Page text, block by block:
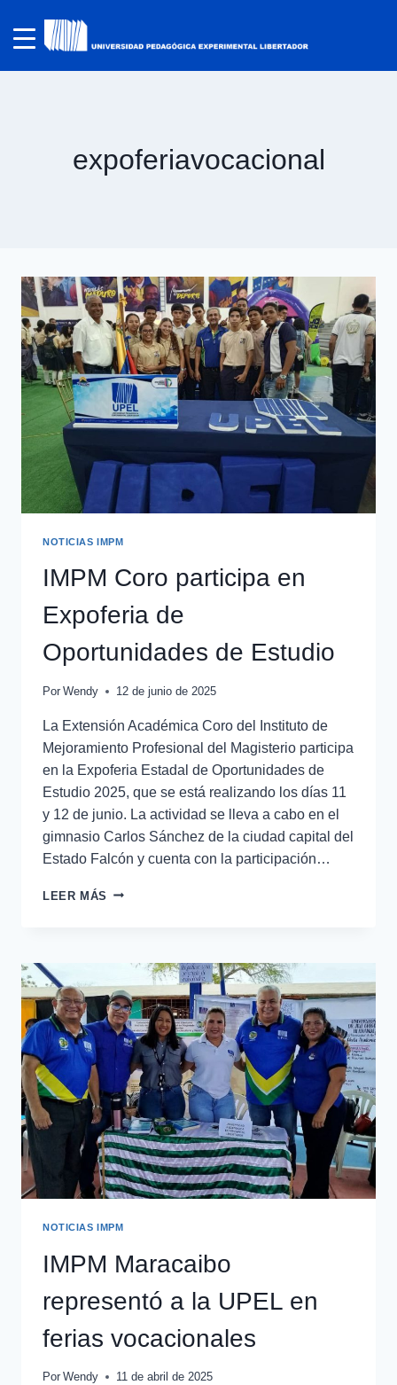
expoferiavocacional
NOTICIAS IMPM
IMPM Coro participa en
Expoferia de
Oportunidades de Estudio
Por Wendy 12 de junio de 2025
La Extensión Académica Coro del Instituto de
Mejoramiento Profesional del Magisterio participa
en la Expoferia Estadal de Oportunidades de
Estudio 2025, que se está realizando los días 11
y 12 de junio. La actividad se lleva a cabo en el
gimnasio Carlos Sánchez de la ciudad capital del
Estado Falcón y cuenta con la participación…
LEER MÁS
NOTICIAS IMPM
IMPM Maracaibo
representó a la UPEL en
ferias vocacionales
Por Wendy 11 de abril de 2025